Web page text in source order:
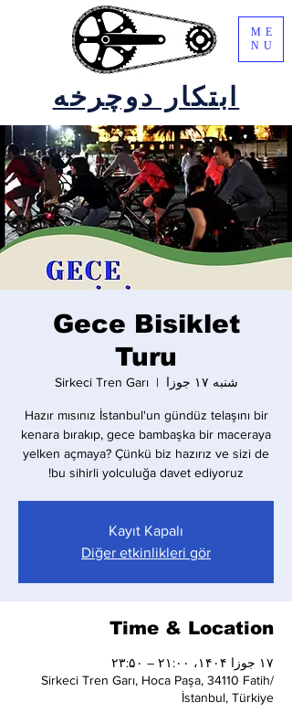
ابتکار دوچرخه
ME
NU
Gece Bisiklet
Turu
شنبه ۱۷ جوزا
  |
Sirkeci Tren Garı
Hazır mısınız İstanbul'un gündüz telaşını bir
kenara bırakıp, gece bambaşka bir maceraya
yelken açmaya? Çünkü biz hazırız ve sizi de
bu sihirli yolculuğa davet ediyoruz!
Kayıt Kapalı
Diğer etkinlikleri gör
Time & Location
۱۷ جوزا ۱۴۰۴، ۲۱:۰۰ – ۲۳:۵۰
Sirkeci Tren Garı, Hoca Paşa, 34110 Fatih/
İstanbul, Türkiye